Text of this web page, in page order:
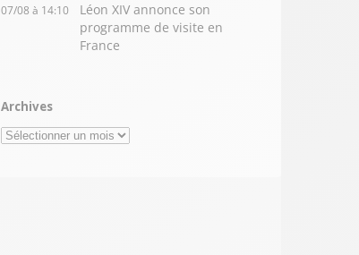
07/08 à 14:10
Léon XIV annonce son
programme de visite en
France
Archives
Archives